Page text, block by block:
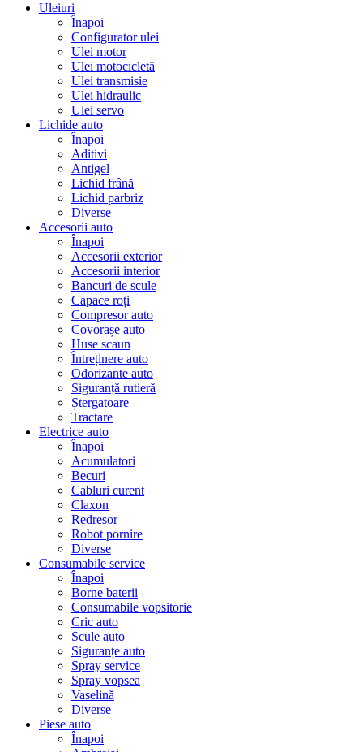
Uleiuri
Înapoi
Configurator ulei
Ulei motor
Ulei motocicletă
Ulei transmisie
Ulei hidraulic
Ulei servo
Lichide auto
Înapoi
Aditivi
Antigel
Lichid frână
Lichid parbriz
Diverse
Accesorii auto
Înapoi
Accesorii exterior
Accesorii interior
Bancuri de scule
Capace roți
Compresor auto
Covorașe auto
Huse scaun
Întreținere auto
Odorizante auto
Siguranță rutieră
Ștergatoare
Tractare
Electrice auto
Înapoi
Acumulatori
Becuri
Cabluri curent
Claxon
Redresor
Robot pornire
Diverse
Consumabile service
Înapoi
Borne baterii
Consumabile vopsitorie
Cric auto
Scule auto
Siguranțe auto
Spray service
Spray vopsea
Vaselină
Diverse
Piese auto
Înapoi